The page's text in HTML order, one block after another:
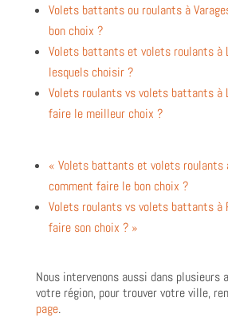
Volets battants ou roulants à
bon choix ?
Volets battants et volets roulants à
lesquels choisir ?
Volets roulants vs volets battants à
faire le meilleur choix ?
« Volets battants et volets roulants
comment faire le bon choix ?
Volets roulants vs volets battants à
faire son choix ? »
Nous intervenons aussi dans plusieurs
votre région, pour trouver votre ville,
page.